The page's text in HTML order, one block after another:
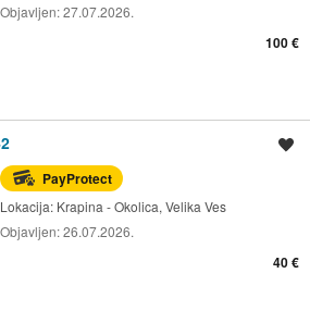
Objavljen:27.07.2026.
100 €
PayProtect
Lokacija: Krapina - Okolica, Velika Ves
Objavljen:26.07.2026.
40 €